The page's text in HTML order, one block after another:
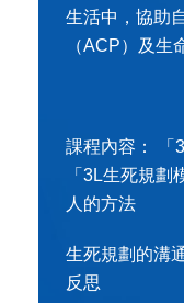
生活中，協助
（ACP）及生
課程內容： 「
「3L生死規
人的方法
生死規劃的溝
反思